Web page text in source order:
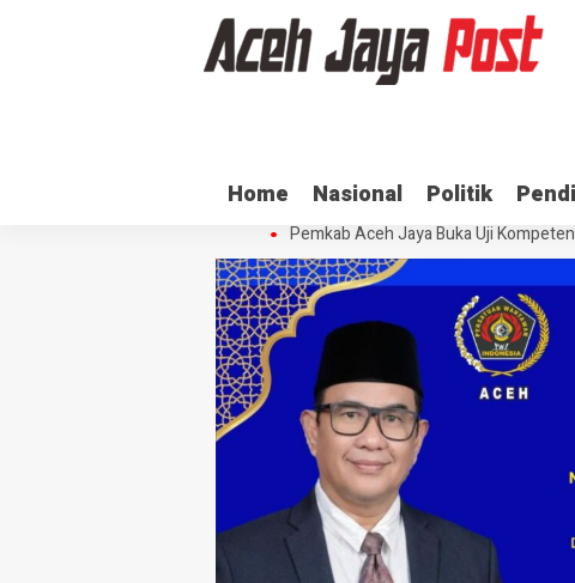
Home Nasional Politik
Ratusan ASN di Aceh Jaya Belum
Dua Oknum Anggota Polda Aceh
Pemkab Aceh Jaya Buka Uji